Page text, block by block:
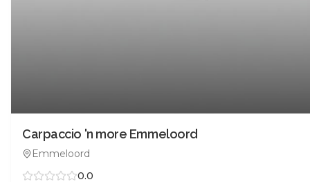
Carpaccio 'n more Emmeloord
Emmeloord
0.0